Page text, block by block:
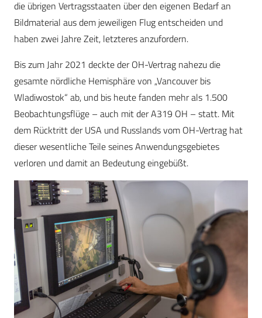
die übrigen Vertragsstaaten über den eigenen Bedarf an
Bildmaterial aus dem jeweiligen Flug entscheiden und
haben zwei Jahre Zeit, letzteres anzufordern.
Bis zum Jahr 2021 deckte der OH-Vertrag nahezu die
gesamte nördliche Hemisphäre von „Vancouver bis
Wladiwostok“ ab, und bis heute fanden mehr als 1.500
Beobachtungsflüge – auch mit der A319 OH – statt. Mit
dem Rücktritt der USA und Russlands vom OH-Vertrag hat
dieser wesentliche Teile seines Anwendungsgebietes
verloren und damit an Bedeutung eingebüßt.